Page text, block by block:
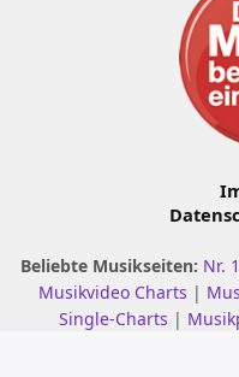
Beliebte Musikseiten: Nr.
Musikvideo Charts |
Single-Charts |